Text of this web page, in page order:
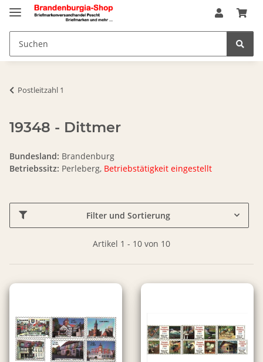
Postleitzahl 1
19348 - Dittmer
Bundesland: Brandenburg
Betriebssitz: Perleberg, Betriebstätigkeit eingestellt
Filter und Sortierung
Artikel 1 - 10 von 10